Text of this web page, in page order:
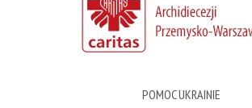
POMOC UKRAINIE